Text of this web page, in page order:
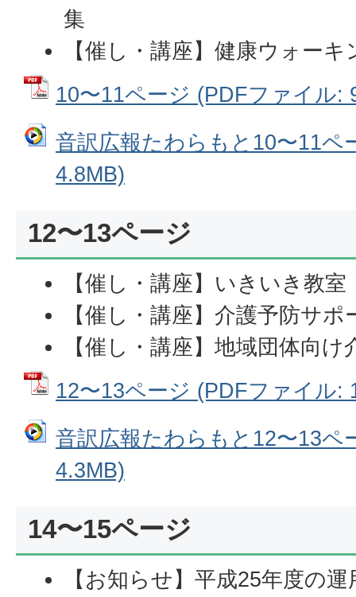
集
【催し・講座】健康ウォーキ
10〜11ページ (PDFファイル:
音訳広報たわらもと10〜11ペ
4.8MB)
12〜13ページ
【催し・講座】いきいき教室
【催し・講座】介護予防サ
【催し・講座】地域団体向け
12〜13ページ (PDFファイル:
音訳広報たわらもと12〜13ペ
4.3MB)
14〜15ページ
【お知らせ】平成25年度の